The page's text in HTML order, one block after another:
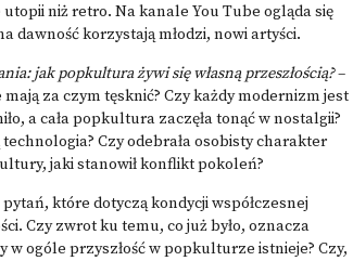
niż retro. Na kanale You Tube ogląda się
dawność korzystają młodzi, nowi artyści.
jak popkultura żywi się własną przeszłością?–
za czym tęsknić? Czy każdy modernizm jest
a cała popkultura zaczęła tonąć w nostalgii?
Czy odebrała osobisty charakter
jaki stanowił konflikt pokoleń?
które dotyczą kondycji współczesnej
Czy zwrot ku temu, co już było, oznacza
w ogóle przyszłość w popkulturze istnieje? Czy,